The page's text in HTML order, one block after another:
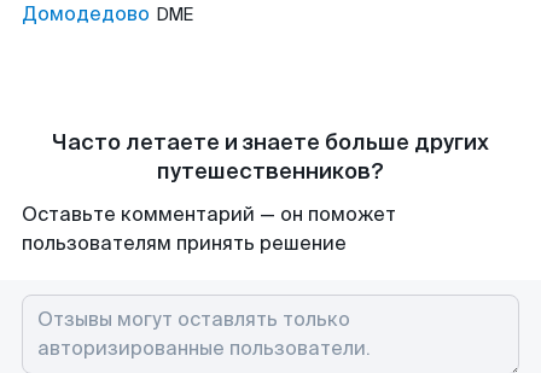
Домодедово DME
Часто летаете и знаете больше других
путешественников?
Оставьте комментарий — он поможет
пользователям принять решение